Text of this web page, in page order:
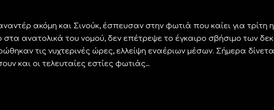
ακόμη και Σινούκ, έσπευσαν στην φωτιά που καίει για τρίτη
στα ανατολικά του νομού, δεν επέτρεψε το έγκαιρο σβήσιμο των
τις νυχτερινές ώρες, ελλείψη εναέριων μέσων. Σήμερα
και οι τελευταίες εστίες φωτιάς…